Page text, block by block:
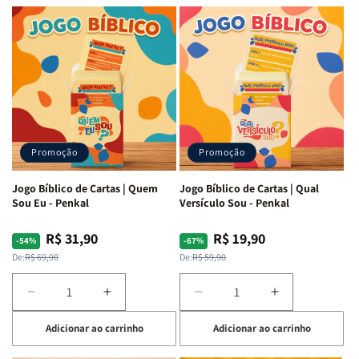
Letra
Média
Full
Color
Brochura
Rei
Leão
Letra
Média
&amp;
Full
Color
|
Brochura
|
Rei
Leão
|
Full
Color
Capa
Dura
Harpa
|
-
Cruz
Laranja
|
Full
Color
|
Capa
Dura
Harpa
|
-
Cruz
Laranja
Promoção
Jogo Bíblico de Cartas | Quem
Sou Eu - Penkal
-54%
Preço
normal
De:R$ 69,90
Preço
promocional
R$ 31,90
Diminuir
a
quantidade
de
Aumentar
a
quantidade
de
Adicionar ao carrinho
Promoção
Jogo Bíblico de Cartas | Qual
Versículo Sou - Penkal
-67%
Preço
normal
De:R$ 59,90
Preço
promocional
R$ 19,90
Diminuir
a
quantidade
de
Aumentar
a
quantidade
de
Adicionar ao carrinho